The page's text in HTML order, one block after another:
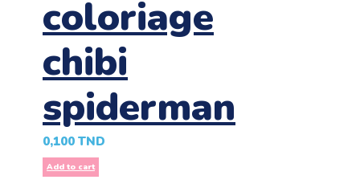
coloriage
chibi
spiderman
0,100 TND
Add to cart